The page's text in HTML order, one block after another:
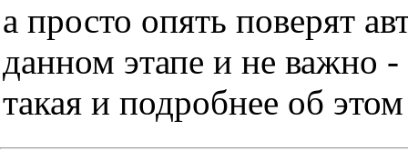
а просто опять поверят
данном этапе и не важно
такая и подробнее об